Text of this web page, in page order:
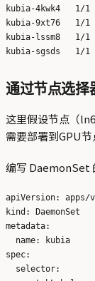
kubia-4kwk4
kubia-9xt76   1/
kubia-lssm8
通过节点选择
这里假设节点（
需要部署到GPU节
编写 DaemonSet
apiVersion: apps/
kind: DaemonSet
metadata:
  name: kubia
spec:
  selector: